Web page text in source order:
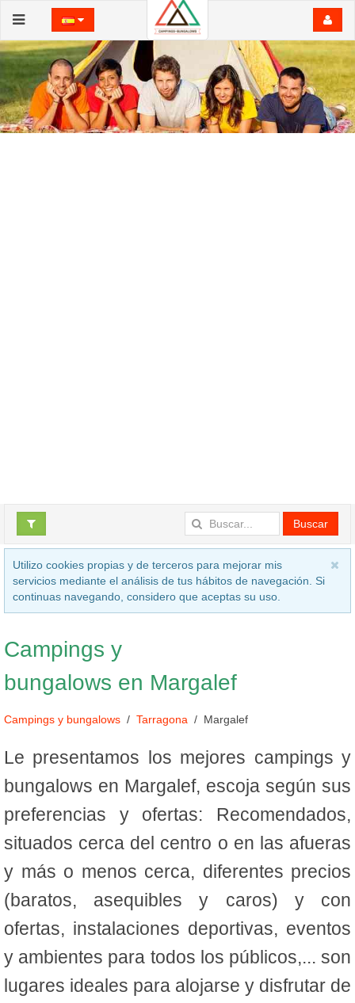
Buscar
Utilizo cookies propias y de terceros para mejorar mis
servicios mediante el análisis de tus hábitos de navegación. Si
continuas navegando, considero que aceptas su uso.
Campings y
bungalows en Margalef
Campings y bungalows Tarragona Margalef
Le presentamos los mejores campings y
bungalows en Margalef, escoja según sus
preferencias y ofertas: Recomendados,
situados cerca del centro o en las afueras
y más o menos cerca, diferentes precios
(baratos, asequibles y caros) y con
ofertas, instalaciones deportivas, eventos
y ambientes para todos los públicos,... son
lugares ideales para alojarse y disfrutar de